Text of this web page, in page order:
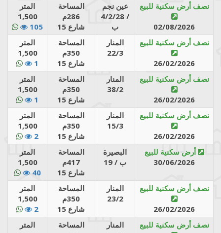
المتر
1,500
105
المساحة
286م
شارع 15
عين نجم
4/2/28 /
ب
نصف أرض سكنية للبيع
02/08/2026
المتر
1,500
1
المساحة
350م
شارع 15
المنار
22/3
نصف أرض سكنية للبيع
26/02/2026
المتر
1,500
1
المساحة
350م
شارع 15
المنار
38/2
نصف أرض سكنية للبيع
26/02/2026
المتر
1,500
2
المساحة
350م
شارع 15
المنار
15/3
نصف أرض سكنية للبيع
26/02/2026
المتر
1,500
40
المساحة
417م
شارع 15
البصيرة
19 / ب
أرض سكنية للبيع
30/06/2026
المتر
1,500
2
المساحة
350م
شارع 15
المنار
23/2
نصف أرض سكنية للبيع
26/02/2026
المتر
المساحة
المنار
نصف أرض سكنية للبيع